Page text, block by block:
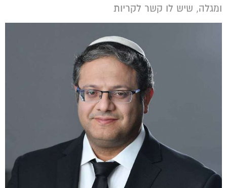
ומגלה, שיש לו קשר לקריות